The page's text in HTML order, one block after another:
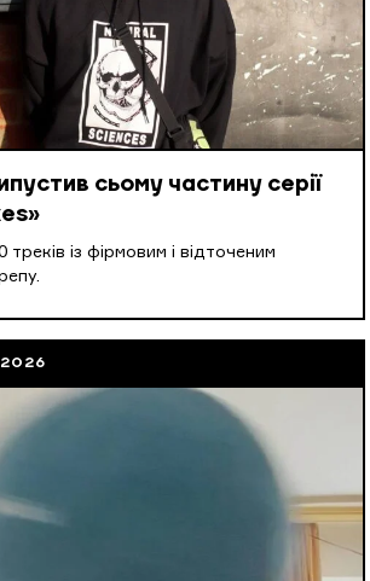
сьому частину серії
треків із фірмовим і відточеним